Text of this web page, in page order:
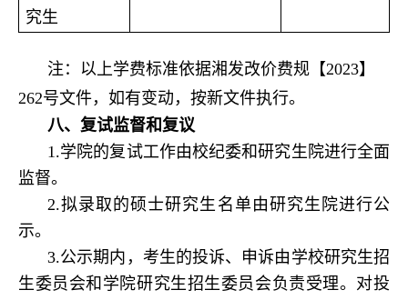
究生
注：以上学费标准依据湘发改价费规【2023】
262号文件，如有变动，按新文件执行。
八、复试监督和复议
1.学院的复试工作由校纪委和研究生院进行全面
监督。
2.拟录取的硕士研究生名单由研究生院进行公
示。
3.公示期内，考生的投诉、申诉由学校研究生招
生委员会和学院研究生招生委员会负责受理。对投